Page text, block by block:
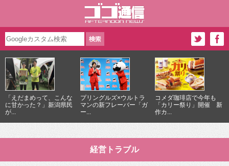
「えだまめって、こんな
に甘かった？」新潟県民
が...
プリングルズ×ウルトラ
マンの新フレーバー「ガ
ー...
コメダ珈琲店で今年も
「カリー祭り」開催 新
作カ...
経営トラブル